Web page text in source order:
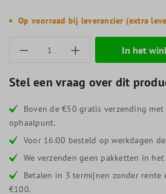
Op voorraad bij leverancier (extra
Producthoeveelheid:In het
Stel een vraag over dit
Boven de €50 gratis verzending met
ophaalpunt.
Voor 16:00 besteld op werkdagen
We verzenden geen pakketten in het
Betalen in 3 termijnen zonder rente
€100.